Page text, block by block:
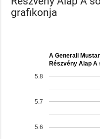
grafikonja
A Generali
Részvény Alap A
5.6
5.7
5.8